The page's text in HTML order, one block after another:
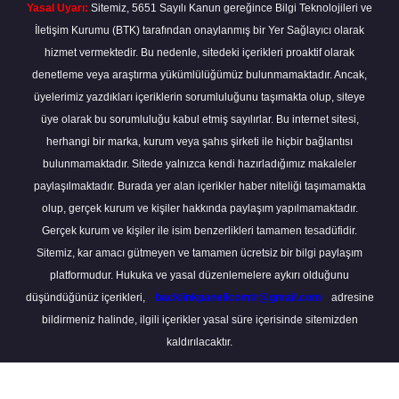
Yasal Uyarı: Sitemiz, 5651 Sayılı Kanun gereğince Bilgi Teknolojileri ve
İletişim Kurumu (BTK) tarafından onaylanmış bir Yer Sağlayıcı olarak
hizmet vermektedir. Bu nedenle, sitedeki içerikleri proaktif olarak
denetleme veya araştırma yükümlülüğümüz bulunmamaktadır. Ancak,
üyelerimiz yazdıkları içeriklerin sorumluluğunu taşımakta olup, siteye
üye olarak bu sorumluluğu kabul etmiş sayılırlar. Bu internet sitesi,
herhangi bir marka, kurum veya şahıs şirketi ile hiçbir bağlantısı
bulunmamaktadır. Sitede yalnızca kendi hazırladığımız makaleler
paylaşılmaktadır. Burada yer alan içerikler haber niteliği taşımamakta
olup, gerçek kurum ve kişiler hakkında paylaşım yapılmamaktadır.
Gerçek kurum ve kişiler ile isim benzerlikleri tamamen tesadüfidir.
Sitemiz, kar amacı gütmeyen ve tamamen ücretsiz bir bilgi paylaşım
platformudur. Hukuka ve yasal düzenlemelere aykırı olduğunu
düşündüğünüz içerikleri,
backlinkpanelicomtr@gmail.com
adresine
bildirmeniz halinde, ilgili içerikler yasal süre içerisinde sitemizden
kaldırılacaktır.